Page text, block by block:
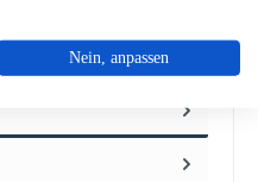
Nein, anpassen